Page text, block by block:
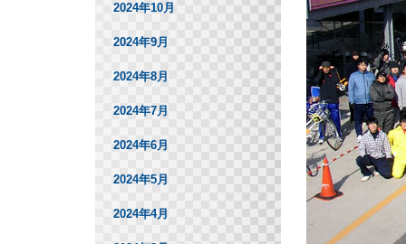
2024年10月
2024年9月
2024年8月
2024年7月
2024年6月
2024年5月
2024年4月